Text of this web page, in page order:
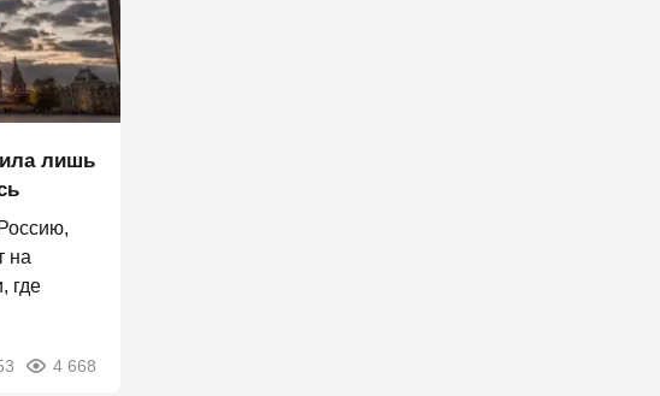
лишь
на
где
4 668